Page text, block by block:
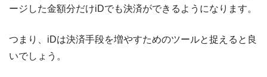
ージした金額分だけiDでも決済ができるようになります。
つまり、iDは決済手段を増やすためのツールと捉えると良
いでしょう。